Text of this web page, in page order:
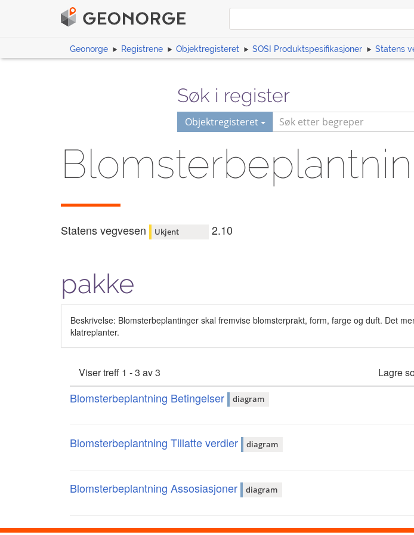
Geonorge Registrene Objektregisteret SOSI Produktspesifikasjoner Statens
Søk i register
Objektregisteret
Statens vegvesen Ukjent 2.10
pakke
Beskrivelse: Blomsterbeplantinger skal fremvise blomsterprakt, form, farge og duft. Det
klatreplanter.
Viser treff 1 - 3 av 3 Lagre
Blomsterbeplantning Betingelser diagram
Blomsterbeplantning Tillatte verdier diagram
Blomsterbeplantning Assosiasjoner diagram